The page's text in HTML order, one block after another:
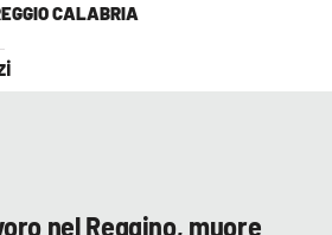
CALABRIA
nel Reggino, muore